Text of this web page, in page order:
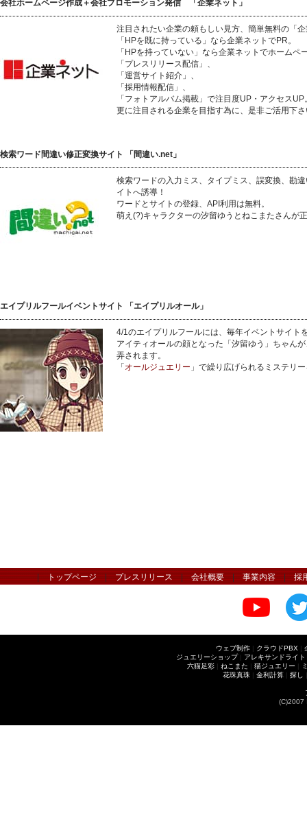
会社ホームページ作成＋会社プロモーション発信 「企業ネット」
注目されたい企業の頼もしい見方、簡単無料の「
「HPを既に持っている」なら企業ネットでPR。
「HPを持っていない」なら企業ネットでホームペ
「プレスリリース配信」、
「運営サイト紹介」、
「採用情報配信」、
「フォトアルバム掲載」で注目度UP・アクセスUP
更に注目される企業を目指す為に、是非ご活用下
検索ワード間違い修正変換サイト 「間違い.net」
検索ワードの入力ミス、タイプミス、誤変換、勘
イトへ誘導！
ワードとサイトの登録、API利用は無料。
萌え(?)キャラクターの汐留ゆうとねこまたさんが
エイプリルフールイベントサイト 「エイプリルオール」
4/1のエイプリルフールには、毎年イベントサイト
アイティオールの顔となった「汐留ゆう」ちゃん
弄されます。
「 オールジュエリー 」で繰り広げられるミステリ
トップページ プレスリリース |会社概要 |事業内容 |採
ウェブ制作 | クラウドPBX |
ジュエリーショップ| アレキサンドライト
六猫足彩 | ねこまた | 猫ジュエリー |
花珠真珠 | 金利計算 | 探し
(C)2007